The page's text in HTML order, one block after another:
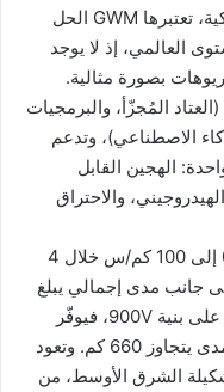
أنظمة دفع متعدّدة” على مقاربة مرنة وذكية، تعتبرها GWM الحل
العالمي، إذ لا يوجد
بصورة مثالية.
المُجزّأ، والبرمجيات
الاصطناعي)، وتدعم
الهجين القابل
والاحتراق
تتضمّن أبرز مؤشرات الأداء تسارعاً من 0 إلى 100 كم/س خلال 4
جانب مدى إجمالي يبلغ
1377 كم. أمّا الإصدار الكهربائي المعتمد على بنية 900V، فيوفّر
شحناً بنسبة 80% في 10 دقائق فقط، ومدى يتجاوز 660 كم. وتعود
الشرق الأوسط، من